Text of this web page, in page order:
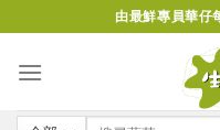
to
content
由最鮮專員華仔